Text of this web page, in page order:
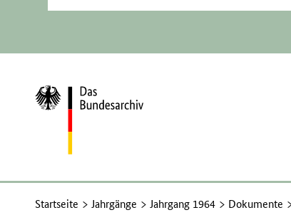
Zur
Startseite
Startseite Jahrgänge Jahrgang 1964 Dokumente